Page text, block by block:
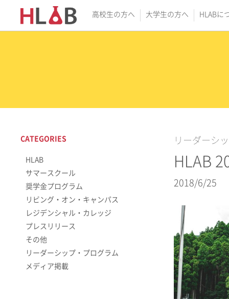
高校生の方へ 大学生の方へ HLABに
リーダーシ
HLAB
2018/6/25
CATEGORIES
HLAB
サマースクール
奨学金プログラム
リビング・オン・キャンパス
レジデンシャル・カレッジ
プレスリリース
その他
リーダーシップ・プログラム
メディア掲載